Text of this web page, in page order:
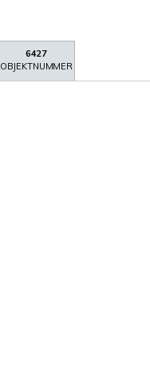
6427
OBJEKTNUMMER